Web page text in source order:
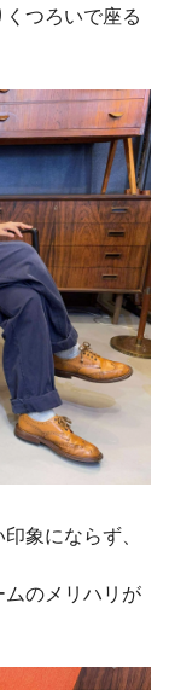
つろいで座る
象にならず、
ムのメリハリが